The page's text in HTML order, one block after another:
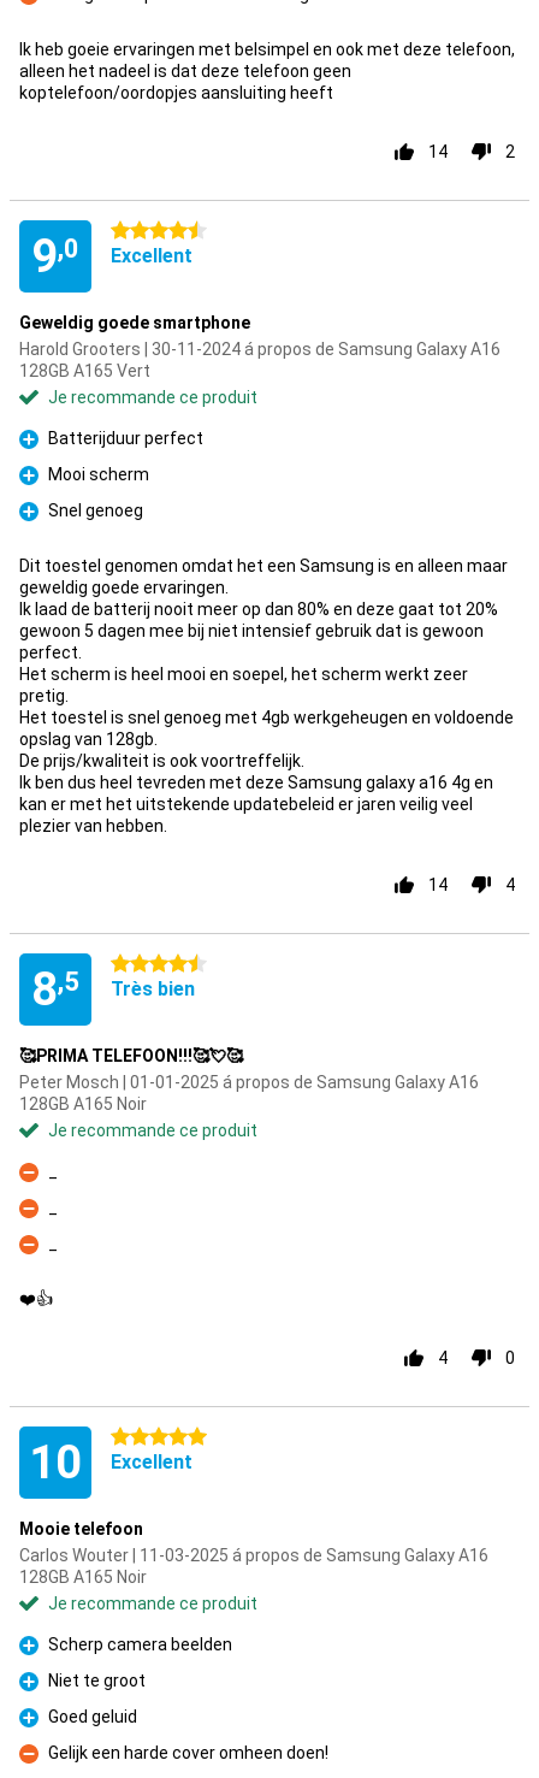
Contre
Ik heb goeie ervaringen met belsimpel en ook met deze telefoon,
alleen het nadeel is dat deze telefoon geen
koptelefoon/oordopjes aansluiting heeft
14 2
9,0
4.5 étoiles
Excellent
Geweldig goede smartphone
Harold Grooters | 30-11-2024 á propos de Samsung Galaxy A16
128GB A165 Vert
Je recommande ce produit
Pour
Batterijduur perfect
Pour
Mooi scherm
Pour
Snel genoeg
Dit toestel genomen omdat het een Samsung is en alleen maar
geweldig goede ervaringen.
Ik laad de batterij nooit meer op dan 80% en deze gaat tot 20%
gewoon 5 dagen mee bij niet intensief gebruik dat is gewoon
perfect.
Het scherm is heel mooi en soepel, het scherm werkt zeer
pretig.
Het toestel is snel genoeg met 4gb werkgeheugen en voldoende
opslag van 128gb.
De prijs/kwaliteit is ook voortreffelijk.
Ik ben dus heel tevreden met deze Samsung galaxy a16 4g en
kan er met het uitstekende updatebeleid er jaren veilig veel
plezier van hebben.
14 4
8,5
4.5 étoiles
Très bien
🥰PRIMA TELEFOON!!!🥰💘🥰
Peter Mosch | 01-01-2025 á propos de Samsung Galaxy A16
128GB A165 Noir
Je recommande ce produit
Contre
Contre
Contre
❤️👍
4 0
10 5 étoiles
Excellent
Mooie telefoon
Carlos Wouter | 11-03-2025 á propos de Samsung Galaxy A16
128GB A165 Noir
Je recommande ce produit
Pour
Scherp camera beelden
Pour
Niet te groot
Pour
Goed geluid
Contre
Gelijk een harde cover omheen doen!